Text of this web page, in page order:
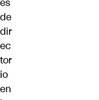
es
de
dir
ec
tor
io
en